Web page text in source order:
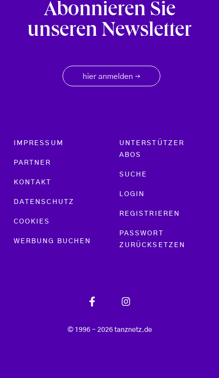
Abonnieren Sie
unseren Newsletter
hier anmelden →
Footer menu
IMPRESSUM
PARTNER
KONTAKT
DATENSCHUTZ
COOKIES
WERBUNG BUCHEN
UNTERSTÜTZER
ABOS
SUCHE
LOGIN
REGISTRIEREN
PASSWORT
ZURÜCKSETZEN
© 1996 - 2026 tanznetz.de